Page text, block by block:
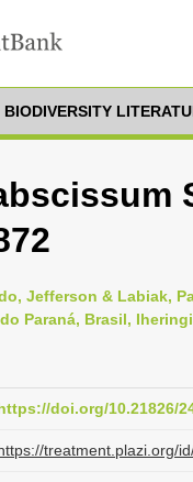
BIODIVERSITY
Jefferson & Labiak,
Paraná, Brasil,
doi.org/10.21826/
treatment.plazi.org/